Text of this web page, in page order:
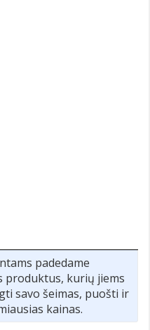
padedame
produktus, kurių jiems
savo šeimas, puošti ir
kainas.